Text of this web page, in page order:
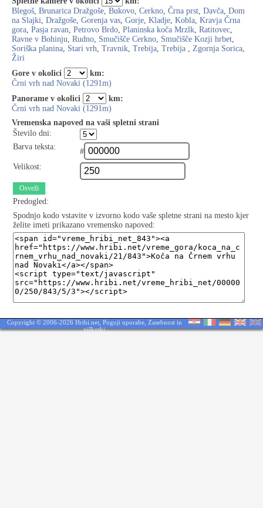
Blegoš, Brunarica Dražgoše, Bukovo, Cerkno, Črna prst, Davča, Dom
na Slajki, Dražgoše, Gorenja vas, Gorje, Kladje, Kobla, Kravja Črna
gora, Pasja ravan, Petrovo Brdo, Planinska koča Mrzlk, Ratitovec,
Ravne v Bohinju, Rudno, Smučišče Cerkno, Smučišče Kozji hrbet,
Soriška planina, Stari vrh, Travnik, Trebija, Trebija , Zgornja Sorica,
Žiri
Gore v okolici
km:
Črni vrh nad Novaki (1291m)
Panorame v okolici
km:
Črni vrh nad Novaki (1291m)
Vremenska napoved na vaši spletni strani
Število dni:
Barva teksta:
#
Velikost:
Osveži
Predogled:
Spodnjo kodo vstavite v izvorno kodo vaše spletne strani na mesto kjer
želite imeti prikazano vremensko napoved:
Copyright © 2006-2026 Hribi.net, Pogoji uporabe, Zasebnost in
piškotki